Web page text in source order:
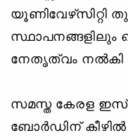
യൂണിവേഴ്‌സിറ്റി
നേതൃത്വം നല്‍കി
സമസ്ത കേരള
ബോര്‍ഡിന്